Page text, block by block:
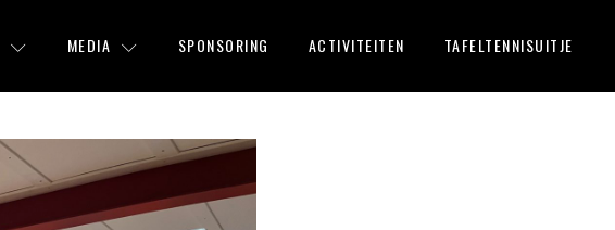
MEDIA SPONSORING ACTIVITEITEN TAFELTENNISUITJE